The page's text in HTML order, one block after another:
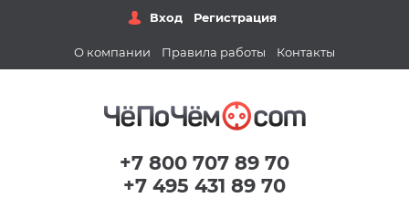
Вход Регистрация
О компании Правила работы Контакты
+7 800 707 89 70
+7 495 431 89 70